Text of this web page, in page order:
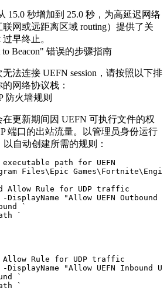
15.0 秒增加到 25.0 秒，为高延迟网络
网或远距离区域 routing）提供了关
早终止。
to Beacon" 错误的步骤指南
法连接 UEFN session，请按照以下排
网络协议栈：
防火墙规则
在更新期间因 UEFN 可执行文件的权
端口的出站流量。以管理员身份运行
以自动创建所需的规则：
path for UEFN
Files\Epic
Allow Rule for UDP traffic
"Allow UEFN Outbound
`
`
Allow Rule for UDP traffic
DisplayName "Allow UEFN Inbound
`
`